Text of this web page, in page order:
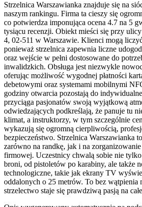
Strzelnica Warszawianka znajduje się na
naszym rankingu. Firma ta cieszy się
co potwierdza imponująca ocena 4.7 na 5
tysiącu recenzji. Obiekt mieści się przy
4, 02-511 w Warszawie. Klienci mogą
ponieważ strzelnica zapewnia liczne
oraz wejście w pełni dostosowane do
inwalidzkich. Obsługa jest niezwykle
oferując możliwość wygodnej płatności
debetowymi oraz systemami mobilnymi
godziny otwarcia pozostają do
przyciąga pasjonatów swoją wyjątkową
odwiedzających podkreślają, że panuje tu
klimat, a instruktorzy, w tym szczególnie
wykazują się ogromną cierpliwością,
bezpieczeństwo. Strzelnica Warszawianka
zarówno na randkę, jak i na
firmowej. Uczestnicy chwalą sobie nie
broni, od pistoletów po karabiny, ale także
technologiczne, takie jak ekrany TV
oddalonych o 25 metrów. To bez wątpienia
strzelectwo staje się prawdziwą pasją na